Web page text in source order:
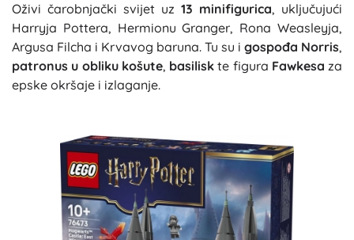
Oživi čarobnjački svijet uz 13 minifigurica, uključujući
Harryja Pottera, Hermionu Granger, Rona Weasleyja,
Argusa Filcha i Krvavog baruna. Tu su i gospođa Norris,
patronus u obliku košute, basilisk te figura Fawkesa za
epske okršaje i izlaganje.